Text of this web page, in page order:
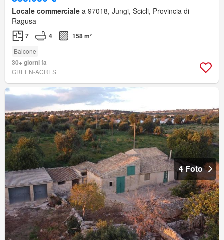
Locale commerciale a 97018, Jungi, Scicli, Provincia di
Ragusa
7 4 158 m²
Balcone
30+ giorni fa
GREEN-ACRES
4 Foto